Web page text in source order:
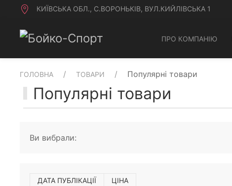
КИЇВСЬКА ОБЛ., С.ВОРОНЬКІВ, ВУЛ.КИЙЛІВСЬКА 1
ПРО КОМПАНІЮ
ГОЛОВНА ТОВАРИ Популярні товари
Популярні товари
Ви вибрали:
ДАТА ПУБЛІКАЦІЇ ЦІНА